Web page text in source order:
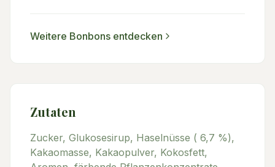
Weitere Bonbons entdecken
Zutaten
Zucker, Glukosesirup, Haselnüsse ( 6,7 %),
Kakaomasse, Kakaopulver, Kokosfett,